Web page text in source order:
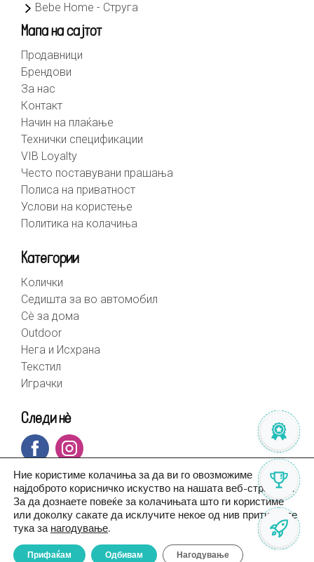
Bebe Home - Струга
Мапа на сајтот
Продавници
Брендови
За нас
Контакт
Начин на плаќање
Технички спецификации
VIB Loyalty
Често поставувани прашања
Полиса на приватност
Услови на користење
Политика на колачиња
Категории
Колички
Седишта за во автомобил
Сè за дома
Outdoor
Нега и Исхрана
Текстил
Играчки
Следи нè
Ние користиме колачиња за да ви го овозможиме
најдоброто корисничко искуство на нашата веб-страница.
За да дознаете повеќе за колачињата што ги користиме
или доколку сакате да исклучите некое од нив притиснете
тука за нагодување.
Прифаќам Одбивам Нагодување